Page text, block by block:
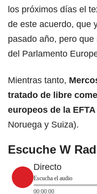
los próximos días el
de este acuerdo, que
pasado año, pero
del Parlamento
Mientras tanto,
tratado de libre
europeos de la EFTA
Noruega y Suiza).
Escuche W
Directo
Escucha el audio
00:00:00